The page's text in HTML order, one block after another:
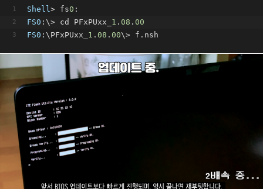
Shell> fs0 :
FS0 :\> cd PFxPUxx_ 1 . 08 . 00
FS0 :\PFxPUxx_ 1 . 08 . 00\> f.nsh